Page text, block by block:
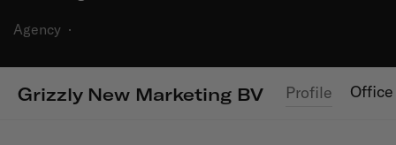
Agency ·
Grizzly New Marketing BV Profile Office